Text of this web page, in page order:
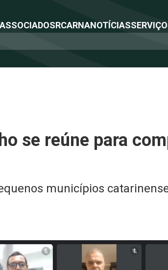
ASSOCIADOSRCARNANOTÍCIAS
se reúne para
municípios